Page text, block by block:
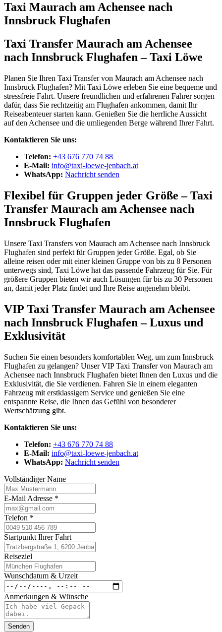
Taxi Maurach am Achensee nach
Innsbruck Flughafen
Taxi Transfer Maurach am Achensee
nach Innsbruck Flughafen – Taxi Löwe
Planen Sie Ihren Taxi Transfer von Maurach am Achensee nach
Innsbruck Flughafen? Mit Taxi Löwe erleben Sie eine bequeme und
stressfreie Fahrt. Unsere freundlichen und erfahrenen Fahrer sorgen
dafür, dass Sie rechtzeitig am Flughafen ankommen, damit Ihr
Reiseabenteuer starten kann. Genießen Sie die herrliche Aussicht
auf den Achensee und die umliegenden Berge während Ihrer Fahrt.
Kontaktieren Sie uns:
Telefon: +43 676 770 74 88
E-Mail: info@taxi-loewe-jenbach.at
WhatsApp: Nachricht senden
Flexibel für Gruppen jeder Größe – Taxi
Transfer Maurach am Achensee nach
Innsbruck Flughafen
Unsere Taxi Transfers von Maurach am Achensee nach Innsbruck
Flughafen sind perfekt für Gruppen jeder Größe. Egal, ob Sie
alleine reisen oder mit einer kleinen Gruppe von bis zu 8 Personen
unterwegs sind, Taxi Löwe hat das passende Fahrzeug für Sie. Für
größere Gruppen bieten wir auch Lösungen für bis zu 30 Personen
an, damit jeder Platz findet und Ihre Reise angenehm bleibt.
VIP Taxi Transfer Maurach am Achensee
nach Innsbruck Flughafen – Luxus und
Exklusivität
Suchen Sie einen besonders komfortablen Weg, um zum Innsbruck
Flughafen zu gelangen? Unser VIP Taxi Transfer von Maurach am
Achensee nach Innsbruck Flughafen bietet Ihnen den Luxus und die
Exklusivität, die Sie verdienen. Fahren Sie in einem eleganten
Fahrzeug mit erstklassigem Service und genießen Sie eine
entspannte Reise, die Ihnen das Gefühl von besonderer
Wertschätzung gibt.
Kontaktieren Sie uns:
Telefon: +43 676 770 74 88
E-Mail: info@taxi-loewe-jenbach.at
WhatsApp: Nachricht senden
Vollständiger Name
E-Mail Adresse *
Telefon *
Startpunkt Ihrer Fahrt
Reiseziel
Wunschdatum & Urzeit
Anmerkungen & Wünsche
Senden